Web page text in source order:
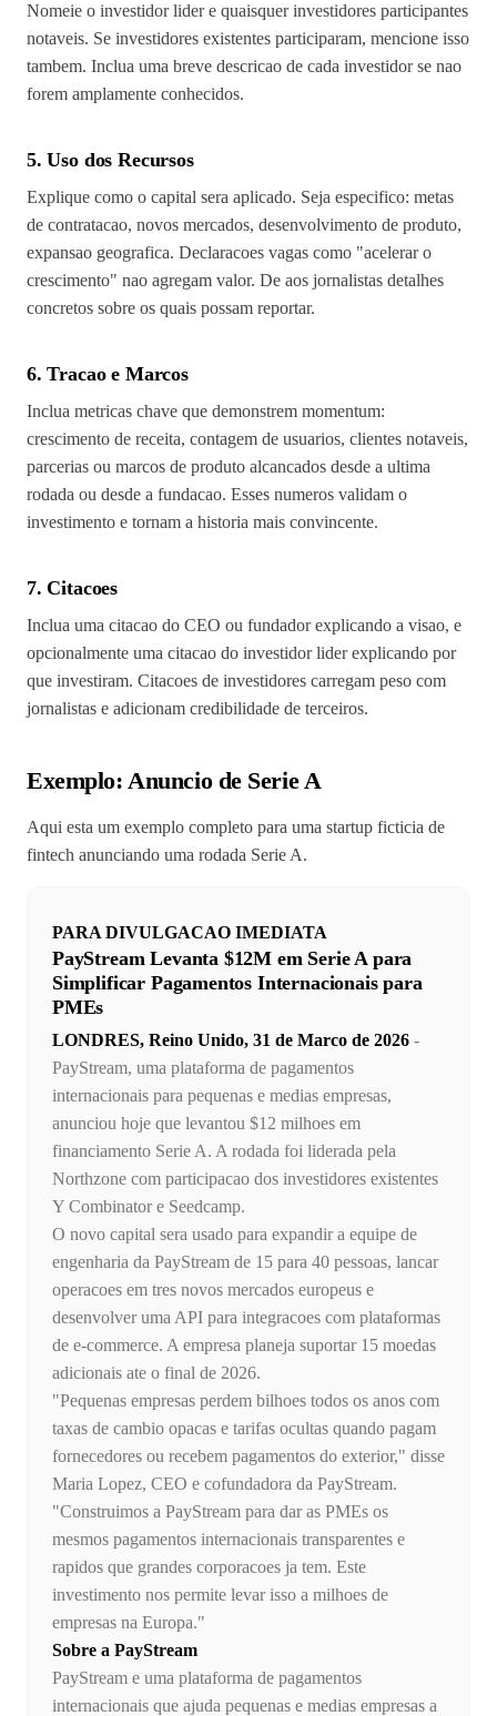
Nomeie o investidor lider e quaisquer investidores participantes
notaveis. Se investidores existentes participaram, mencione isso
tambem. Inclua uma breve descricao de cada investidor se nao
forem amplamente conhecidos.
5. Uso dos Recursos
Explique como o capital sera aplicado. Seja especifico: metas
de contratacao, novos mercados, desenvolvimento de produto,
expansao geografica. Declaracoes vagas como "acelerar o
crescimento" nao agregam valor. De aos jornalistas detalhes
concretos sobre os quais possam reportar.
6. Tracao e Marcos
Inclua metricas chave que demonstrem momentum:
crescimento de receita, contagem de usuarios, clientes notaveis,
parcerias ou marcos de produto alcancados desde a ultima
rodada ou desde a fundacao. Esses numeros validam o
investimento e tornam a historia mais convincente.
7. Citacoes
Inclua uma citacao do CEO ou fundador explicando a visao, e
opcionalmente uma citacao do investidor lider explicando por
que investiram. Citacoes de investidores carregam peso com
jornalistas e adicionam credibilidade de terceiros.
Exemplo: Anuncio de Serie A
Aqui esta um exemplo completo para uma startup ficticia de
fintech anunciando uma rodada Serie A.
PARA DIVULGACAO IMEDIATA
PayStream Levanta $12M em Serie A para
Simplificar Pagamentos Internacionais para
PMEs
LONDRES, Reino Unido, 31 de Marco de 2026 -
PayStream, uma plataforma de pagamentos
internacionais para pequenas e medias empresas,
anunciou hoje que levantou $12 milhoes em
financiamento Serie A. A rodada foi liderada pela
Northzone com participacao dos investidores existentes
Y Combinator e Seedcamp.
O novo capital sera usado para expandir a equipe de
engenharia da PayStream de 15 para 40 pessoas, lancar
operacoes em tres novos mercados europeus e
desenvolver uma API para integracoes com plataformas
de e-commerce. A empresa planeja suportar 15 moedas
adicionais ate o final de 2026.
"Pequenas empresas perdem bilhoes todos os anos com
taxas de cambio opacas e tarifas ocultas quando pagam
fornecedores ou recebem pagamentos do exterior," disse
Maria Lopez, CEO e cofundadora da PayStream.
"Construimos a PayStream para dar as PMEs os
mesmos pagamentos internacionais transparentes e
rapidos que grandes corporacoes ja tem. Este
investimento nos permite levar isso a milhoes de
empresas na Europa."
Sobre a PayStream
PayStream e uma plataforma de pagamentos
internacionais que ajuda pequenas e medias empresas a